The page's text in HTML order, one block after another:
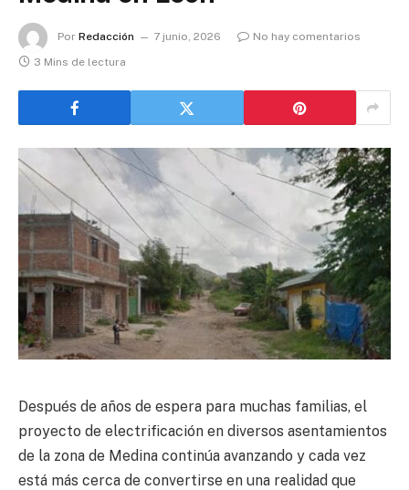
Por Redacción 7 junio, 2026
No hay comentarios
3 Mins de lectura
Después de años de espera para muchas familias, el
proyecto de electrificación en diversos asentamientos
de la zona de Medina continúa avanzando y cada vez
está más cerca de convertirse en una realidad que